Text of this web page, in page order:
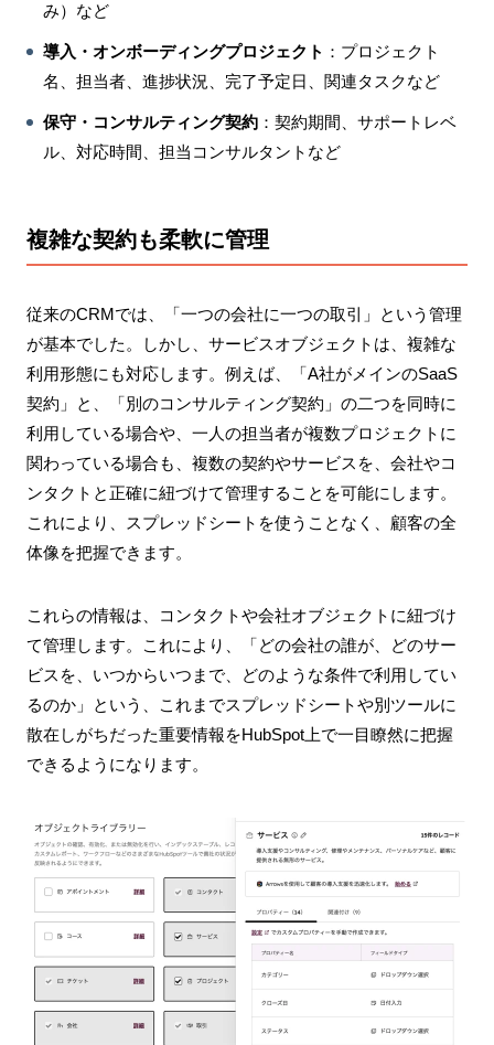
み）など
導入・オンボーディングプロジェクト ：プロジェクト
名、担当者、進捗状況、完了予定日、関連タスクなど
保守・コンサルティング契約：契約期間、サポートレベ
ル、対応時間、担当コンサルタントなど
複雑な契約も柔軟に管理
従来のCRMでは、「一つの会社に一つの取引」という管理
が基本でした。しかし、サービスオブジェクトは、複雑な
利用形態にも対応します。例えば、「A社がメインのSaaS
契約」と、「別のコンサルティング契約」の二つを同時に
利用している場合や、一人の担当者が複数プロジェクトに
関わっている場合も、複数の契約やサービスを、会社やコ
ンタクトと正確に紐づけて管理することを可能にします。
これにより、スプレッドシートを使うことなく、顧客の全
体像を把握できます。
これらの情報は、コンタクトや会社オブジェクトに紐づけ
て管理します。これにより、「どの会社の誰が、どのサー
ビスを、いつからいつまで、どのような条件で利用してい
るのか」という、これまでスプレッドシートや別ツールに
散在しがちだった重要情報をHubSpot上で一目瞭然に把握
できるようになります。